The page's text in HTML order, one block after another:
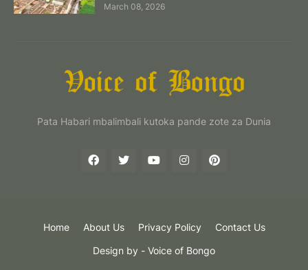
March 08, 2026
Pata Habari mbalimbali kutoka pande zote za Dunia
Design by - Voice of Bongo
Home About Us Privacy Policy Contact Us